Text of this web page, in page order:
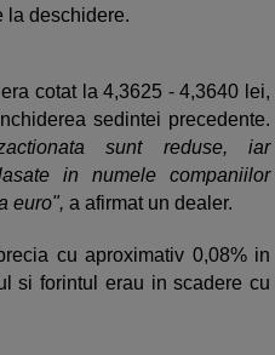
la deschidere.
cotat la 4,3625 - 4,3640 lei,
sedintei precedente.
sunt reduse, iar
in numele companiilor
euro", a afirmat un dealer.
cu aproximativ 0,08% in
si forintul erau in scadere cu